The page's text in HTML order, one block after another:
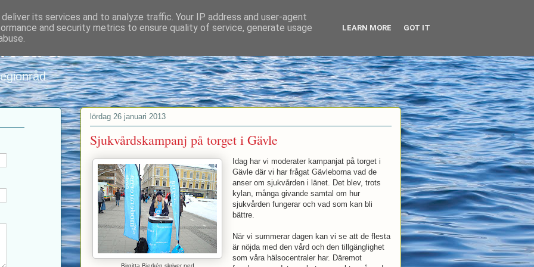
lördag 26 januari 2013
Sjukvårdskampanj på torget i Gävle
Birgitta Bjerkén skriver ned
Idag har vi moderater kampanjat på torget i
Gävle där vi har frågat Gävleborna vad de
anser om sjukvården i länet. Det blev, trots
kylan, många givande samtal om hur
sjukvården fungerar och vad som kan bli
bättre.
När vi summerar dagen kan vi se att de flesta
är nöjda med den vård och den tillgänglighet
som våra hälsocentraler har. Däremot
its services and to analyze traffic. Your IP address and user-agent
and security metrics to ensure quality of service, generate usage
LEARN MORE GOT IT